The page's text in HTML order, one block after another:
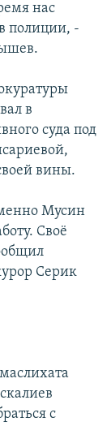
нас
полиции, -
в
суда под
вины.
Мусин
Своё
Серик
с